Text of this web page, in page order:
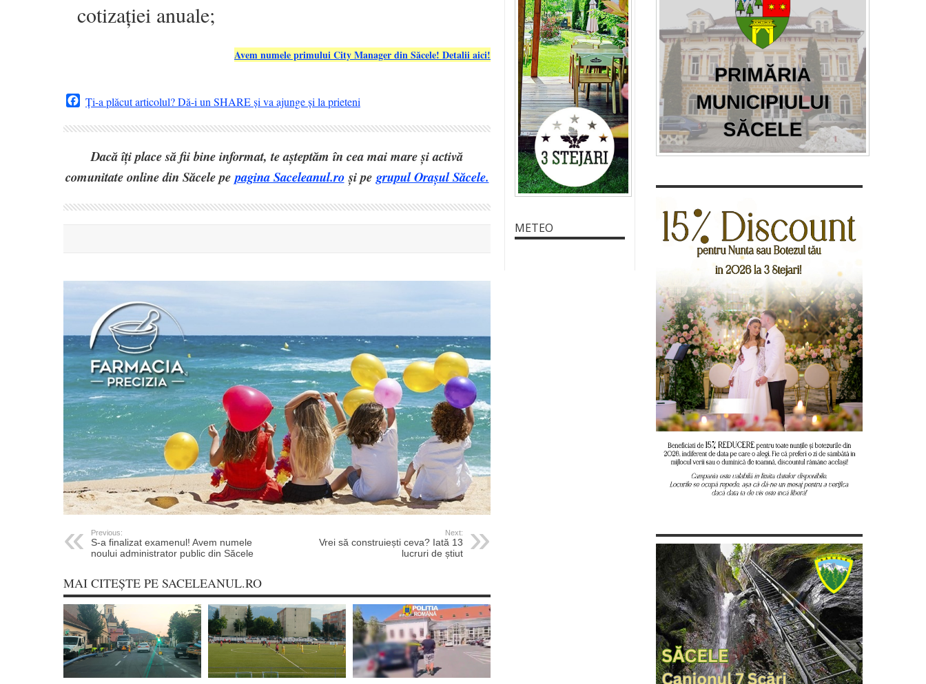
cotizației anuale;
Avem numele primului City Manager din Săcele! Detalii aici!
Facebook
Ți-a plăcut articolul? Dă-i un SHARE și va ajunge și la prieteni
Dacă îți place să fii bine informat, te așteptăm în cea mai mare și activă
comunitate online din Săcele pepagina Saceleanul.roși pe grupul Orașul Săcele.
Previous:
S-a finalizat examenul! Avem numele
noului administrator public din Săcele
Next:
Vrei să construiești ceva? Iată 13
lucruri de știut
MAI CITEȘTE PE SACELEANUL.RO
METEO